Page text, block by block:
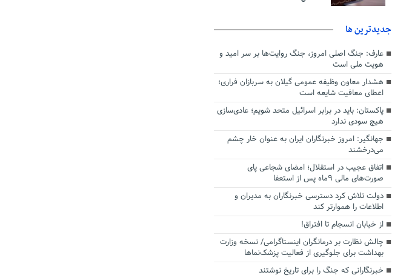
جديدترين ها
عارف: جنگ اصلی امروز، جنگ روایت‌ها بر سر امید و
هویت ملی است
هشدار معاون وظیفه عمومی گیلان به سربازان فراری؛
اعطای معافیت شایعه است
پاکستان: باید در برابر اسرائیل متحد شویم؛ عادی‌سازی
هیچ سودی ندارد
جهانگیر: امروز خبرنگاران ایران به عنوان خار چشم
می‌درخشند
اتفاق عجیب در استقلال؛ امضای شجاعی پای
صورت‌های مالی ٩ماه پس از استعفا
دولت تلاش کرد دسترسی خبرنگاران به مدیران و
اطلاعات را هموارتر کند
از خیابان انسجام تا افتراق!
چالش نظارت بر درمانگران اینستاگرامی/ نسخه وزارت
بهداشت برای جلوگیری از فعالیت پزشک‌نماها
خبرنگارانی که جنگ را برای تاریخ نوشتند